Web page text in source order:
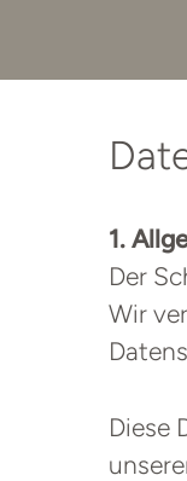
1.
Der
Wir
Diese